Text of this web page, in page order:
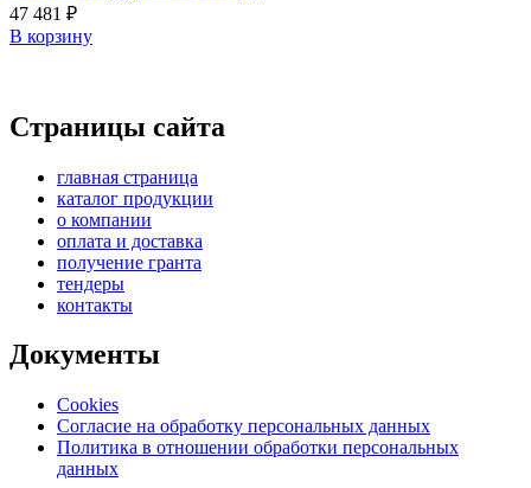
47 481 ₽
В корзину
Страницы сайта
главная страница
каталог продукции
о компании
оплата и доставка
получение гранта
тендеры
контакты
Документы
Cookies
Согласие на обработку персональных данных
Политика в отношении обработки персональных
данных